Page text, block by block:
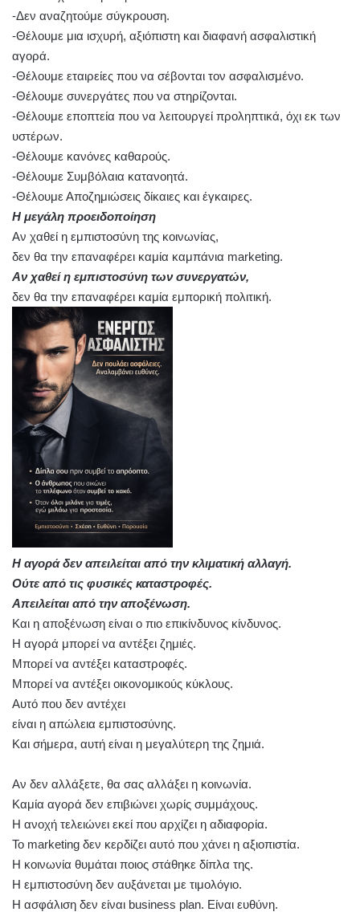
-Δεν αναζητούμε σύγκρουση.
-Θέλουμε μια ισχυρή, αξιόπιστη και διαφανή ασφαλιστική
αγορά.
-Θέλουμε εταιρείες που να σέβονται τον ασφαλισμένο.
-Θέλουμε συνεργάτες που να στηρίζονται.
-Θέλουμε εποπτεία που να λειτουργεί προληπτικά, όχι εκ των
υστέρων.
-Θέλουμε κανόνες καθαρούς.
-Θέλουμε Συμβόλαια κατανοητά.
-Θέλουμε Αποζημιώσεις δίκαιες και έγκαιρες.
Η μεγάλη προειδοποίηση
Αν χαθεί η εμπιστοσύνη της κοινωνίας,
δεν θα την επαναφέρει καμία καμπάνια marketing.
Αν χαθεί η εμπιστοσύνη των συνεργατών,
δεν θα την επαναφέρει καμία εμπορική πολιτική.
Η αγορά δεν απειλείται από την κλιματική αλλαγή.
Ούτε από τις φυσικές καταστροφές.
Απειλείται από την αποξένωση.
Και η αποξένωση είναι ο πιο επικίνδυνος κίνδυνος.
Η αγορά μπορεί να αντέξει ζημιές.
Μπορεί να αντέξει καταστροφές.
Μπορεί να αντέξει οικονομικούς κύκλους.
Αυτό που δεν αντέχει
είναι η απώλεια εμπιστοσύνης.
Και σήμερα, αυτή είναι η μεγαλύτερη της ζημιά.
Αν δεν αλλάξετε, θα σας αλλάξει η κοινωνία.
Καμία αγορά δεν επιβιώνει χωρίς συμμάχους.
Η ανοχή τελειώνει εκεί που αρχίζει η αδιαφορία.
Το marketing δεν κερδίζει αυτό που χάνει η αξιοπιστία.
Η κοινωνία θυμάται ποιος στάθηκε δίπλα της.
Η εμπιστοσύνη δεν αυξάνεται με τιμολόγιο.
Η ασφάλιση δεν είναι business plan. Είναι ευθύνη.